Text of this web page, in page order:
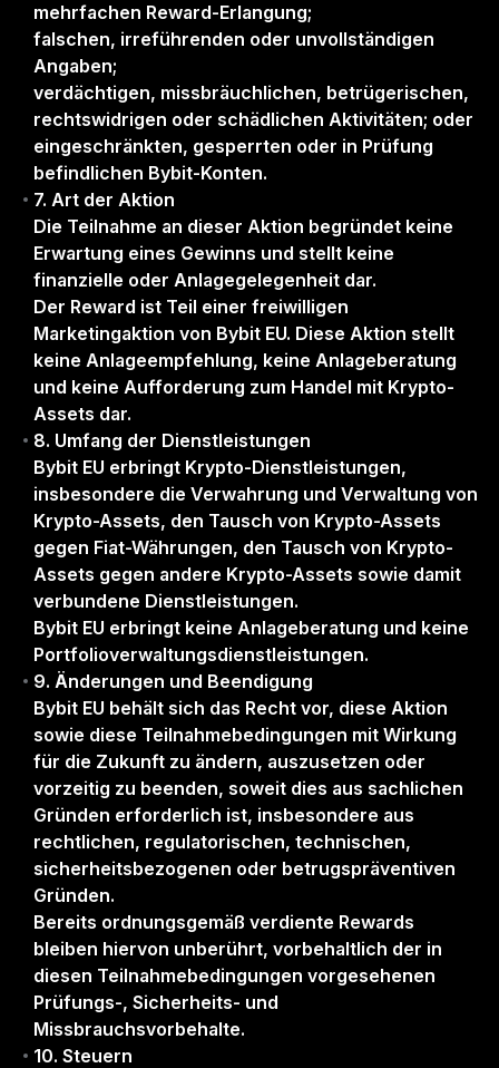
mehrfachen Reward-Erlangung;
falschen, irreführenden oder unvollständigen
Angaben;
verdächtigen, missbräuchlichen, betrügerischen,
rechtswidrigen oder schädlichen Aktivitäten; oder
eingeschränkten, gesperrten oder in Prüfung
befindlichen Bybit-Konten.
7. Art der Aktion
Die Teilnahme an dieser Aktion begründet keine
Erwartung eines Gewinns und stellt keine
finanzielle oder Anlagegelegenheit dar.
Der Reward ist Teil einer freiwilligen
Marketingaktion von Bybit EU. Diese Aktion stellt
keine Anlageempfehlung, keine Anlageberatung
und keine Aufforderung zum Handel mit Krypto-
Assets dar.
8. Umfang der Dienstleistungen
Bybit EU erbringt Krypto-Dienstleistungen,
insbesondere die Verwahrung und Verwaltung von
Krypto-Assets, den Tausch von Krypto-Assets
gegen Fiat-Währungen, den Tausch von Krypto-
Assets gegen andere Krypto-Assets sowie damit
verbundene Dienstleistungen.
Bybit EU erbringt keine Anlageberatung und keine
Portfolioverwaltungsdienstleistungen.
9. Änderungen und Beendigung
Bybit EU behält sich das Recht vor, diese Aktion
sowie diese Teilnahmebedingungen mit Wirkung
für die Zukunft zu ändern, auszusetzen oder
vorzeitig zu beenden, soweit dies aus sachlichen
Gründen erforderlich ist, insbesondere aus
rechtlichen, regulatorischen, technischen,
sicherheitsbezogenen oder betrugspräventiven
Gründen.
Bereits ordnungsgemäß verdiente Rewards
bleiben hiervon unberührt, vorbehaltlich der in
diesen Teilnahmebedingungen vorgesehenen
Prüfungs-, Sicherheits- und
Missbrauchsvorbehalte.
10. Steuern